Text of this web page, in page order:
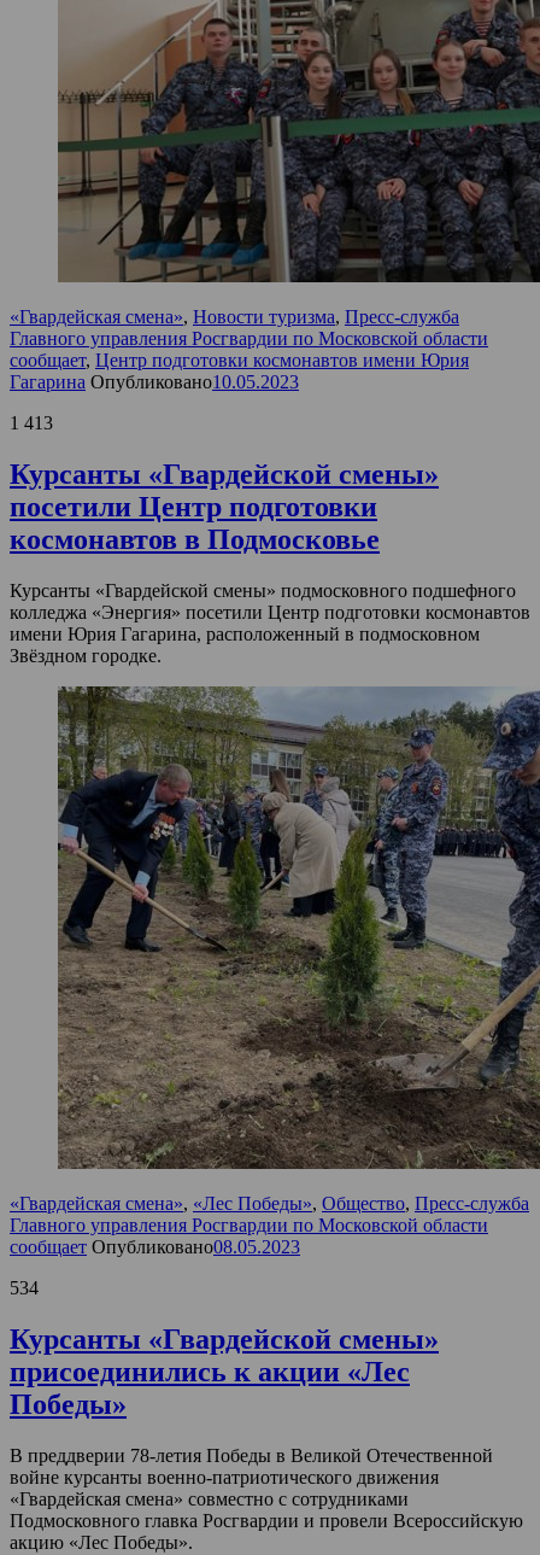
«Гвардейская смена», Новости туризма, Пресс-служба
Главного управления Росгвардии по Московской области
сообщает, Центр подготовки космонавтов имени Юрия
Гагарина Опубликовано10.05.2023
1 413
Курсанты «Гвардейской смены»
посетили Центр подготовки
космонавтов в Подмосковье
Курсанты «Гвардейской смены» подмосковного подшефного
колледжа «Энергия» посетили Центр подготовки космонавтов
имени Юрия Гагарина, расположенный в подмосковном
Звёздном городке.
«Гвардейская смена», «Лес Победы», Общество, Пресс-служба
Главного управления Росгвардии по Московской области
сообщает Опубликовано08.05.2023
534
Курсанты «Гвардейской смены»
присоединились к акции «Лес
Победы»
В преддверии 78-летия Победы в Великой Отечественной
войне курсанты военно-патриотического движения
«Гвардейская смена» совместно с сотрудниками
Подмосковного главка Росгвардии и провели Всероссийскую
акцию «Лес Победы».